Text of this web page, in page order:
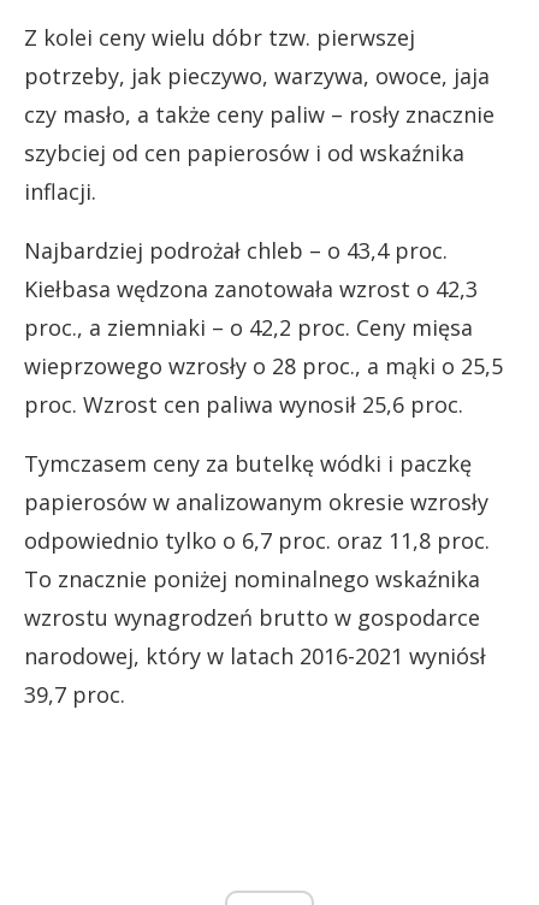
Z kolei ceny wielu dóbr tzw. pierwszej
potrzeby, jak pieczywo, warzywa, owoce, jaja
czy masło, a także ceny paliw – rosły znacznie
szybciej od cen papierosów i od wskaźnika
inflacji.
Najbardziej podrożał chleb – o 43,4 proc.
Kiełbasa wędzona zanotowała wzrost o 42,3
proc., a ziemniaki – o 42,2 proc. Ceny mięsa
wieprzowego wzrosły o 28 proc., a mąki o 25,5
proc. Wzrost cen paliwa wynosił 25,6 proc.
Tymczasem ceny za butelkę wódki i paczkę
papierosów w analizowanym okresie wzrosły
odpowiednio tylko o 6,7 proc. oraz 11,8 proc.
To znacznie poniżej nominalnego wskaźnika
wzrostu wynagrodzeń brutto w gospodarce
narodowej, który w latach 2016-2021 wyniósł
39,7 proc.